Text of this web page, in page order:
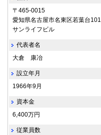
〒465-0015
愛知県名古屋市名東区若葉台101
サンライフビル
代表者名
大倉 康冶
設立年月
1966年9月
資本金
6,400万円
従業員数